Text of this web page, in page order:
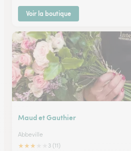
Voir la boutique
Maud et Gauthier
Abbeville
★★★
3 (11)